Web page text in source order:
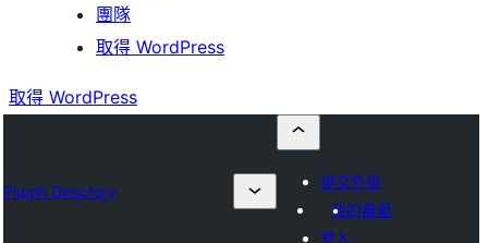
團隊
取得 WordPress
取得 WordPress
Plugin Directory
提交外掛
我的最愛
登入